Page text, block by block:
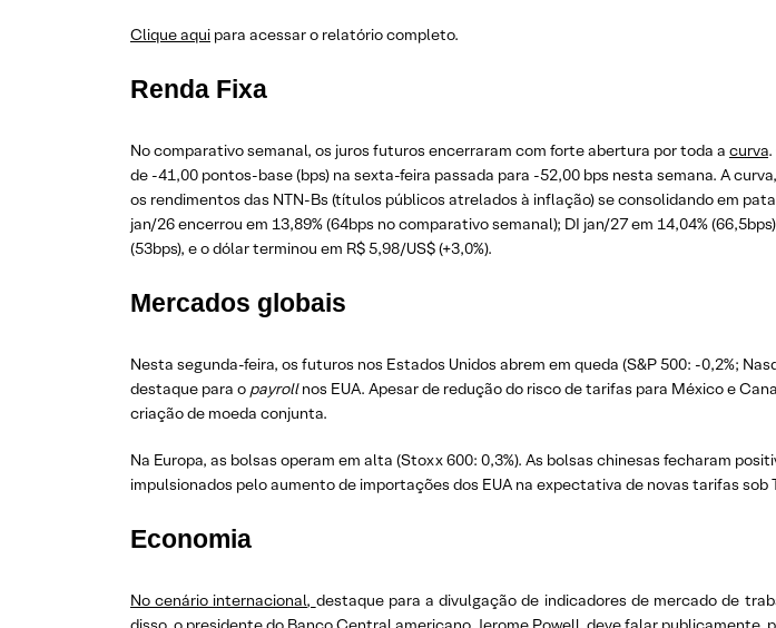
Clique aqui para acessar o relatório completo.
Renda Fixa
No comparativo semanal, os juros futuros encerraram com forte abertura por toda a curva
de -41,00 pontos-base (bps) na sexta-feira passada para -52,00 bps nesta semana. A
os rendimentos das NTN-Bs (títulos públicos atrelados à inflação) se consolidando em
jan/26 encerrou em 13,89% (64bps no comparativo semanal); DI jan/27 em 14,04%
(53bps), e o dólar terminou em R$ 5,98/US$ (+3,0%).
Mercados globais
Nesta segunda-feira, os futuros nos Estados Unidos abrem em queda (S&P 500: -0,2%;
destaque para o payrollnos EUA. Apesar de redução do risco de tarifas para México e
criação de moeda conjunta.
Na Europa, as bolsas operam em alta (Stoxx 600: 0,3%). As bolsas chinesas fecharam
impulsionados pelo aumento de importações dos EUA na expectativa de novas tarifas sob
Economia
No cenário internacional, destaque para a divulgação de indicadores de mercado de